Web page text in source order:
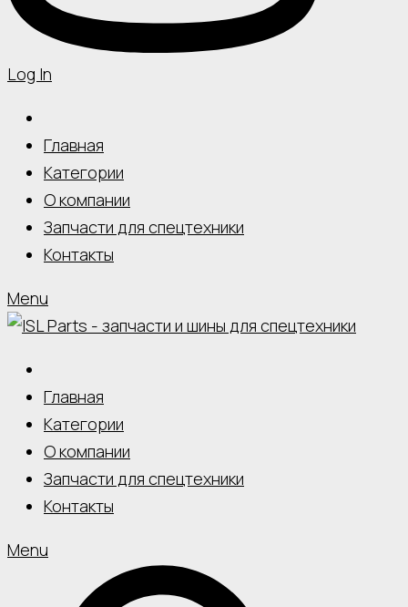
Log In
Главная
Категории
О компании
Запчасти для спецтехники
Контакты
Menu
Главная
Категории
О компании
Запчасти для спецтехники
Контакты
Menu